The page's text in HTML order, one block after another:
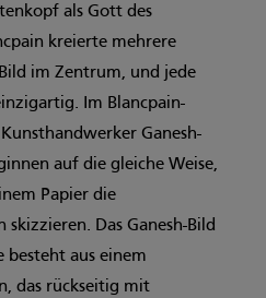
als Gott des
kreierte mehrere
im Zentrum, und jede
Im Blancpain-
Ganesh-
auf die gleiche Weise,
Papier die
Das Ganesh-Bild
besteht aus einem
das rückseitig mit